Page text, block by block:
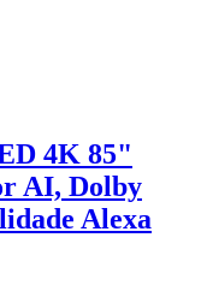
4K 85"
AI, Dolby
Alexa